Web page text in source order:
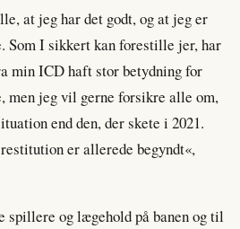
at jeg har det godt, og at jeg er
Som I sikkert kan forestille jer, har
min ICD haft stor betydning for
men jeg vil gerne forsikre alle om,
end den, der skete i 2021.
er allerede begyndt«,
spillere og lægehold på banen og til